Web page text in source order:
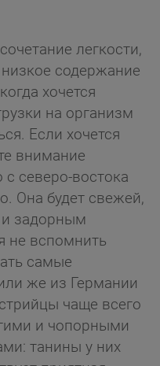
легкости,
содержание
хочется
на организм
Если хочется
внимание
северо-востока
Она будет свежей,
задорным
не вспомнить
самые
же из Германии
чаще всего
и чопорными
танины у них